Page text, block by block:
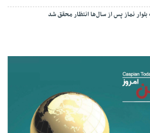
بلوار نماز پس از سال‌ها انتظار محقق شد